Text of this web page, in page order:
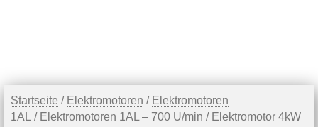
Startseite / Elektromotoren / Elektromotoren
1AL / Elektromotoren 1AL – 700 U/min / Elektromotor 4kW